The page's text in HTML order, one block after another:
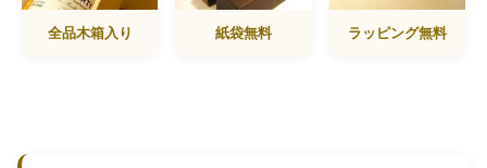
全品木箱入り 紙袋無料 ラッピング無料